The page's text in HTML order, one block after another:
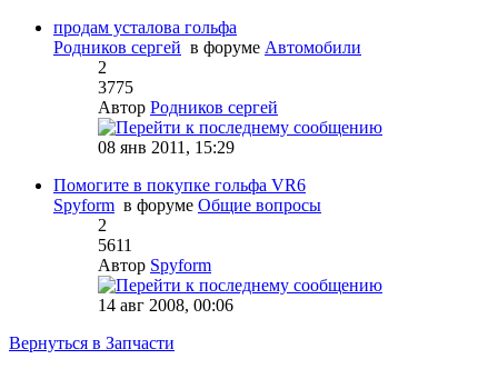
продам усталова гольфа
Родников сергей в форуме Автомобили
2
3775
Автор Родников сергей
08 янв 2011, 15:29
Помогите в покупке гольфа VR6
Spyform в форуме Общие вопросы
2
5611
Автор Spyform
14 авг 2008, 00:06
Вернуться в Запчасти